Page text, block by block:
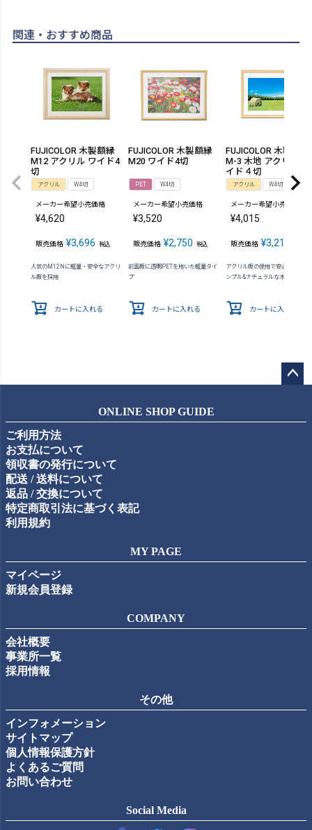
関連・おすすめ商品
FUJICOLOR 木製額縁
M12 アクリル ワイド4
切
アクリル W4切
メーカー希望小売価格
¥4,620
販売価格 ¥3,696 税込
人気のM12Nに軽量・安全なアクリ
ル板を採用
カートに入れる
FUJICOLOR 木製額縁
M20 ワイド4切
PET W4切
メーカー希望小売価格
¥3,520
販売価格 ¥2,750 税込
前面板に透明PETを用いた軽量タイ
プ
カートに入れる
FUJICOLOR 木製額縁
M-3 木地 アクリル ワ
イド４切
アクリル W4切
メーカー希望小売価格
¥4,015
販売価格 ¥3,212
アクリル板の使用で安心感が向上
ンプル&ナチュラルな木製額縁
カートに入れる
ップ
ONLINE SHOP GUIDE
ご利用方法
お支払について
領収書の発行について
配送 / 送料について
返品 / 交換について
特定商取引法に基づく表記
利用規約
MY PAGE
マイページ
新規会員登録
COMPANY
会社概要
事業所一覧
採用情報
その他
インフォメーション
サイトマップ
個人情報保護方針
よくあるご質問
お問い合わせ
Social Media